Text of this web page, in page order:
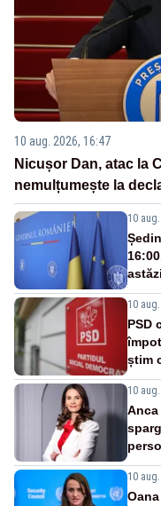
10 aug. 2026, 16:47
Nicușor Dan, atac la
nemulțumește la
10
10
PSD
știm
10
Anca
10